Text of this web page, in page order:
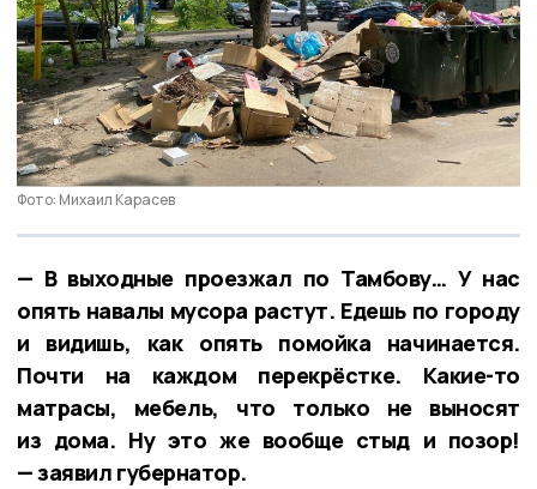
Фото: Михаил Карасев
— В выходные проезжал по Тамбову… У нас
опять навалы мусора растут. Едешь по городу
и видишь, как опять помойка начинается.
Почти на каждом перекрёстке. Какие-то
матрасы, мебель, что только не выносят
из дома. Ну это же вообще стыд и позор!
— заявил губернатор.